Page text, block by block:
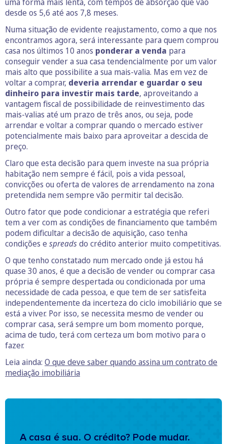
desde os 5,6 até aos 7,8 meses.
Numa situação de evidente reajustamento, como a que nos
encontramos agora, será interessante para quem comprou
casa nos últimos 10 anos ponderar a venda para
conseguir vender a sua casa tendencialmente por um valor
mais alto que possibilite a sua mais-valia. Mas em vez de
voltar a comprar, deveria arrendar e guardar o seu
dinheiro para investir mais tarde, aproveitando a
vantagem fiscal de possibilidade de reinvestimento das
mais-valias até um prazo de três anos, ou seja, pode
arrendar e voltar a comprar quando o mercado estiver
potencialmente mais baixo para aproveitar a descida de
preço.
Claro que esta decisão para quem investe na sua própria
habitação nem sempre é fácil, pois a vida pessoal,
convicções ou oferta de valores de arrendamento na zona
pretendida nem sempre vão permitir tal decisão.
Outro fator que pode condicionar a estratégia que referi
tem a ver com as condições de financiamento que também
podem dificultar a decisão de aquisição, caso tenha
condições e spreadsdo crédito anterior muito competitivas.
O que tenho constatado num mercado onde já estou há
quase 30 anos, é que a decisão de vender ou comprar casa
própria é sempre despertada ou condicionada por uma
necessidade de cada pessoa, e que tem de ser satisfeita
independentemente da incerteza do ciclo imobiliário que se
está a viver. Por isso, se necessita mesmo de vender ou
comprar casa, será sempre um bom momento porque,
acima de tudo, terá com certeza um bom motivo para o
fazer.
Leia ainda: O que deve saber quando assina um contrato de
mediação imobiliária
A casa é sua. O crédito? Pode mudar.